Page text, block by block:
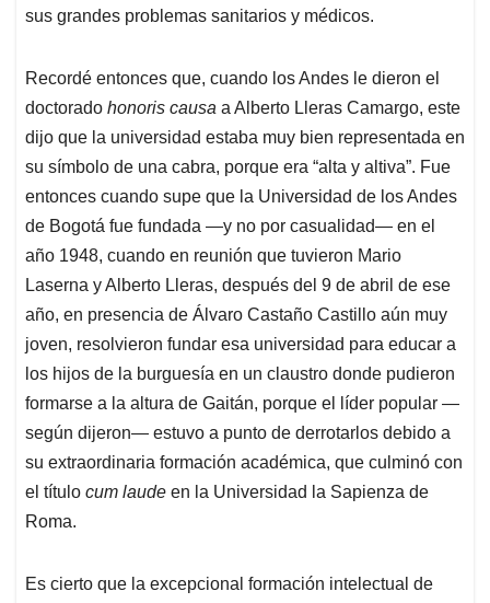
sus grandes problemas sanitarios y médicos.
Recordé entonces que, cuando los Andes le dieron el
doctorado honoris causa a Alberto Lleras Camargo, este
dijo que la universidad estaba muy bien representada en
su símbolo de una cabra, porque era “alta y altiva”. Fue
entonces cuando supe que la Universidad de los Andes
de Bogotá fue fundada —y no por casualidad— en el
año 1948, cuando en reunión que tuvieron Mario
Laserna y Alberto Lleras, después del 9 de abril de ese
año, en presencia de Álvaro Castaño Castillo aún muy
joven, resolvieron fundar esa universidad para educar a
los hijos de la burguesía en un claustro donde pudieron
formarse a la altura de Gaitán, porque el líder popular —
según dijeron— estuvo a punto de derrotarlos debido a
su extraordinaria formación académica, que culminó con
el título cum laude en la Universidad la Sapienza de
Roma.
Es cierto que la excepcional formación intelectual de